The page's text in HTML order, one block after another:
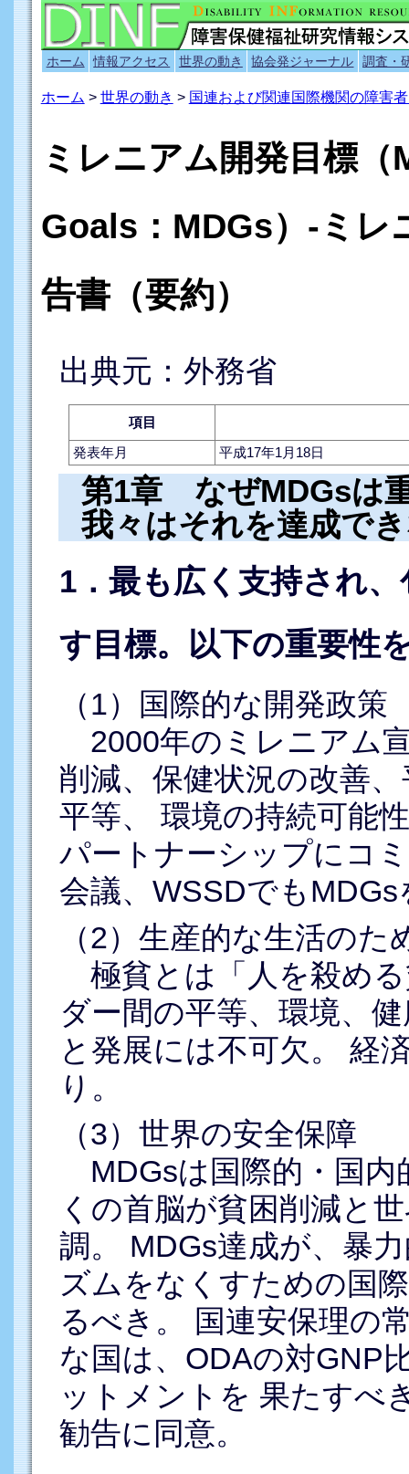
ホーム 情報アクセス 世界の動き 協会発ジャーナル 調査・
ホーム > 世界の動き > 国連および関連国際機関の障害
ミレニアム開発目標
Goals：MDGs）-ミレ
告書（要約）
出典元：外務省
項目
発表年月
平成17年1月18日
第1章 なぜMDGsは
我々はそれを達成で
1．最も広く支持され
す目標。以下の重要性
（1）国際的な開発政策
2000年のミレニアム
削減、保健状況の改善
平等、 環境の持続可能
パートナーシップにコ
会議、WSSDでもMDGs
（2）生産的な生活のた
極貧とは「人を殺め
ダー間の平等、環境、
と発展には不可欠。 経
り。
（3）世界の安全保障
MDGsは国際的・国内
くの首脳が貧困削減と
調。 MDGs達成が、暴
ズムをなくすための国
るべき。 国連安保理の
な国は、ODAの対GNP
ットメントを 果たすべ
勧告に同意。